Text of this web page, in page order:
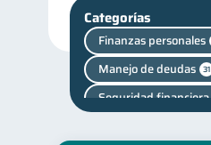
Categorías
Finanzas personales
Manejo de deudas 31
Seguridad financiera